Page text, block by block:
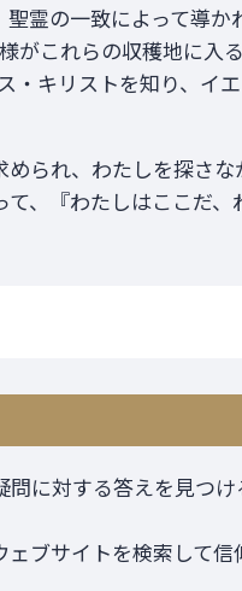
霊の一致によって導か
これらの収穫地に入
・キリストを知り、イ
られ、わたしを探さ
、『わたしはここだ、
に対する答えを見つ
ブサイトを検索して